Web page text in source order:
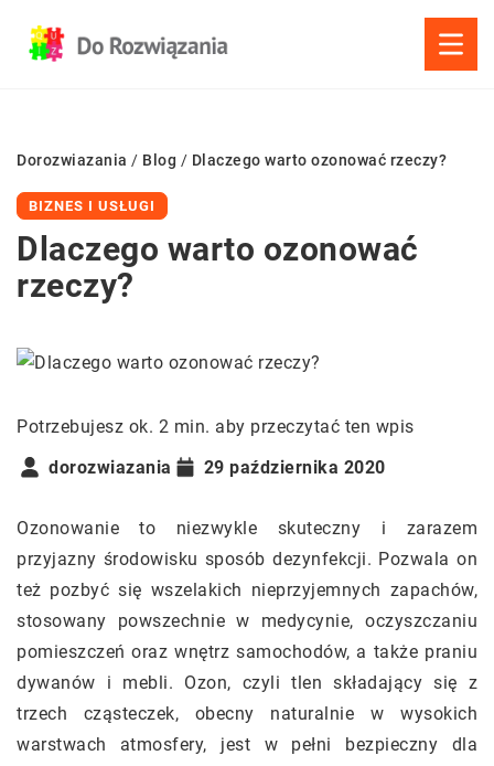
Dorozwiazania / Blog / Dlaczego warto ozonować rzeczy?
BIZNES I USŁUGI
Dlaczego warto ozonować
rzeczy?
Potrzebujesz ok. 2 min. aby przeczytać ten wpis
dorozwiazania
29 października 2020
Ozonowanie to niezwykle skuteczny i zarazem
przyjazny środowisku sposób dezynfekcji. Pozwala on
też pozbyć się wszelakich nieprzyjemnych zapachów,
stosowany powszechnie w medycynie, oczyszczaniu
pomieszczeń oraz wnętrz samochodów, a także praniu
dywanów i mebli. Ozon, czyli tlen składający się z
trzech cząsteczek, obecny naturalnie w wysokich
warstwach atmosfery, jest w pełni bezpieczny dla